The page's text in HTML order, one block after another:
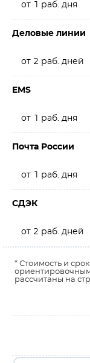
от 1 раб. дня
Деловые линии
от 2 раб. дней
EMS
от 1 раб. дня
Почта России
от 1 раб. дня
СДЭК
от 2 раб. дней
* Стоимость и
рассчитаны на